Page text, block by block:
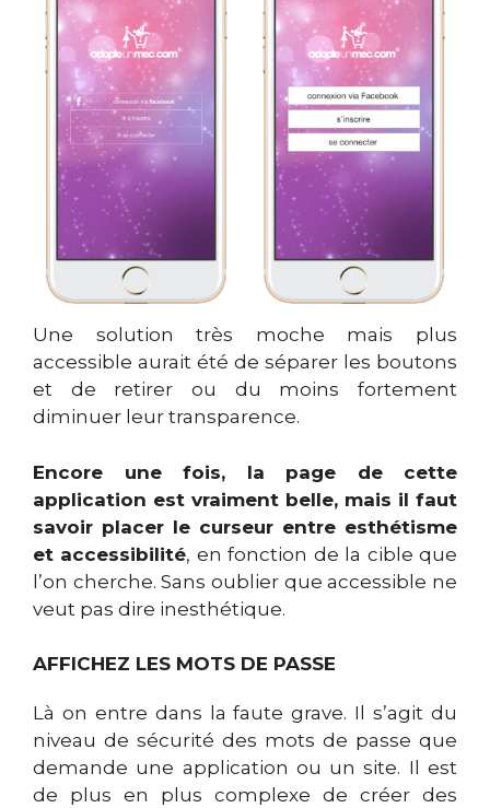
Une solution très moche mais plus
accessible aurait été de séparer les boutons
et de retirer ou du moins fortement
diminuer leur transparence.
Encore une fois, la page de cette
application est vraiment belle, mais il faut
savoir placer le curseur entre esthétisme
et accessibilité, en fonction de la cible que
l’on cherche. Sans oublier que accessible ne
veut pas dire inesthétique.
AFFICHEZ LES MOTS DE PASSE
Là on entre dans la faute grave. Il s’agit du
niveau de sécurité des mots de passe que
demande une application ou un site. Il est
de plus en plus complexe de créer des